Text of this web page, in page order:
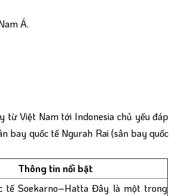
Á.
từ Việt Nam tới Indonesia chủ yếu đáp
bay quốc tế Ngurah Rai (sân bay quốc
Thông tin nổi bật
tế Soekarno–Hatta Đây là một trong